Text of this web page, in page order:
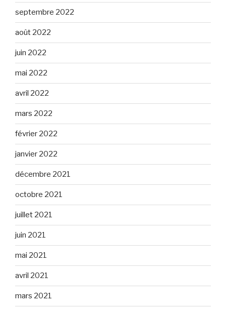
septembre 2022
août 2022
juin 2022
mai 2022
avril 2022
mars 2022
février 2022
janvier 2022
décembre 2021
octobre 2021
juillet 2021
juin 2021
mai 2021
avril 2021
mars 2021